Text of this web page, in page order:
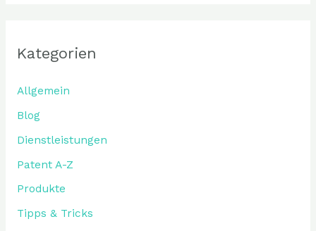
e
a
c
h
:
Kategorien
Allgemein
Blog
Dienstleistungen
Patent A-Z
Produkte
Tipps & Tricks